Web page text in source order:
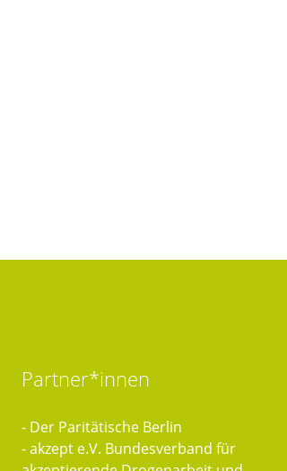
Partner*innen
- Der Paritätische Berlin
- akzept e.V. Bundesverband für